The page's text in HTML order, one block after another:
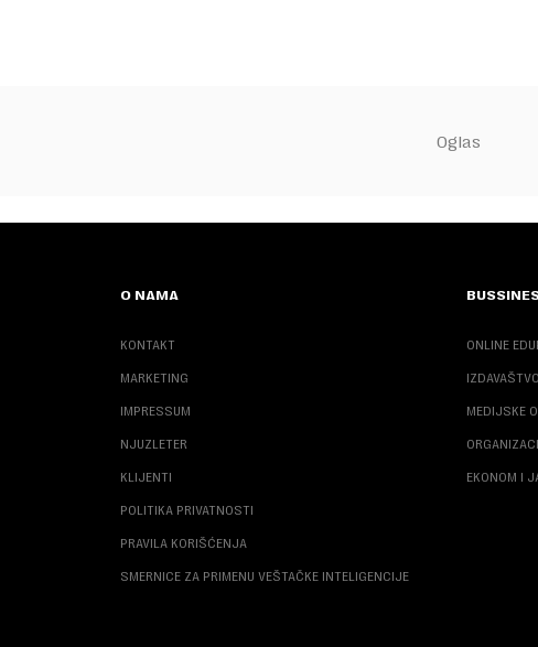
O NAMA
KONTAKT
MARKETING
IMPRESSUM
NJUZLETER
KLIJENTI
POLITIKA PRIVATNOSTI
PRAVILA KORIŠĆENJA
SMERNICE ZA PRIMENU VEŠTAČKE INTELIGENCIJE
ONLINE
IZDAVAŠTVO
MEDIJSKE
EKONOM I